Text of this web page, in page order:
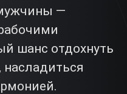
—
шанс отдохнуть